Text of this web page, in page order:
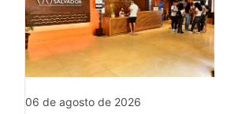
06 de agosto de 2026